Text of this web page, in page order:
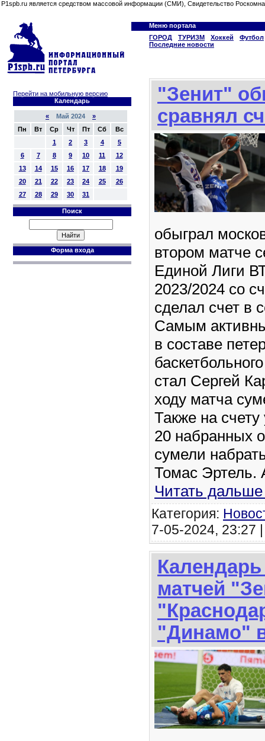
P1spb.ru является средством массовой информации (СМИ), Свидетельство
Меню портала
ГОРОД
ТУРИЗМ Хоккей
Футбол
Последние новости
Перейти на мобильную версию
Календарь
« Май 2024 »
Пн
Вт Ср Чт Пт Сб
Вс
1
2 3 4
5
6
7 8 9 10 11
12
13
14 15 16 17 18
19
20
21 22 23 24 25
26
27
28 29 30 31
Поиск
Форма входа
"Зенит"
сравнял
обыграл
втором матче
Единой Лиги
2023/2024 со
сделал счет в
Самым
в составе
стал Сергей
ходу матча
Также на
20 набранных
сумели
Томас Эртель.
Читать
Категория:
7-05-2024, 23:27
матчей
"Динамо"